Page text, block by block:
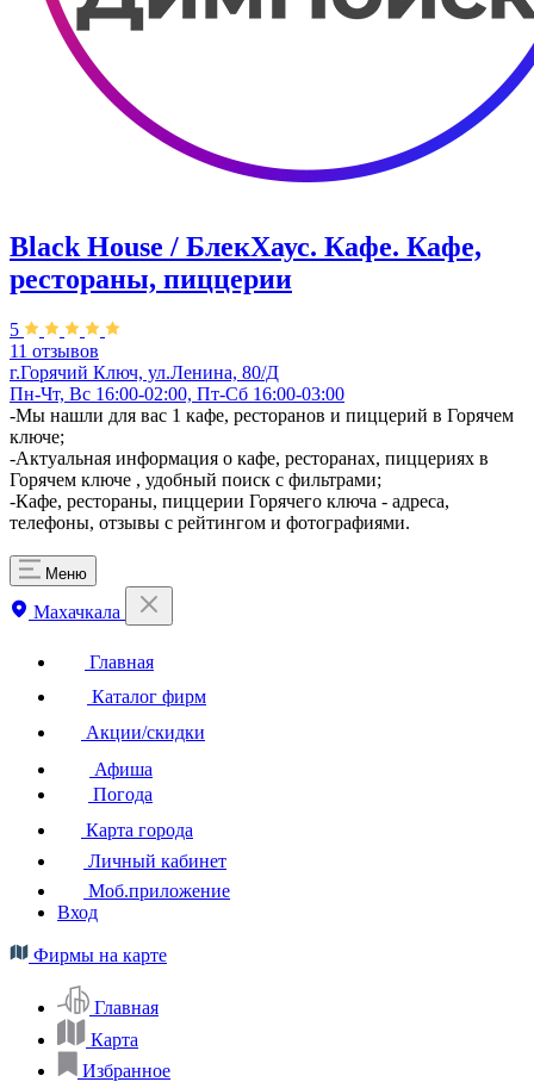
Black House / БлекХаус. Кафе. Кафе,
рестораны, пиццерии
5
11 отзывов
г.Горячий Ключ, ул.Ленина, 80/Д
Пн-Чт, Вс 16:00-02:00, Пт-Сб 16:00-03:00
-Мы нашли для вас 1 кафе, ресторанов и пиццерий в Горячем
ключе;
-Актуальная информация о кафе, ресторанах, пиццериях в
Горячем ключе , удобный поиск с фильтрами;
-Кафе, рестораны, пиццерии Горячего ключа - адреса,
телефоны, отзывы с рейтингом и фотографиями.
Меню
Махачкала
Главная
Каталог фирм
Акции/скидки
Афиша
Погода
Карта города
Личный кабинет
Моб.приложение
Вход
Фирмы на карте
Главная
Карта
Избранное